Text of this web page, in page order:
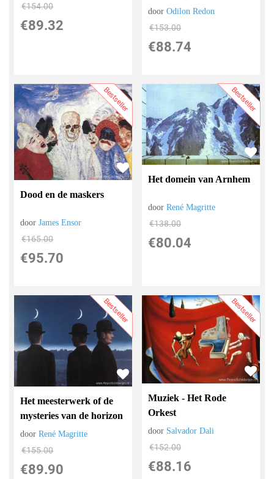
€154.00
€89.32
doorOdilon Redon
€153.00
€88.74
Bestseller
Dood en de maskers
doorJames Ensor
€165.00
€95.70
Bestseller
Het domein van Arnhem
doorRené Magritte
€138.00
€80.04
Bestseller
Het meesterwerk of de
mysteries van de horizon
doorRené Magritte
€155.00
€89.90
Bestseller
Muziek - Het Rode
Orkest
door Salvador Dali
€152.00
€88.16